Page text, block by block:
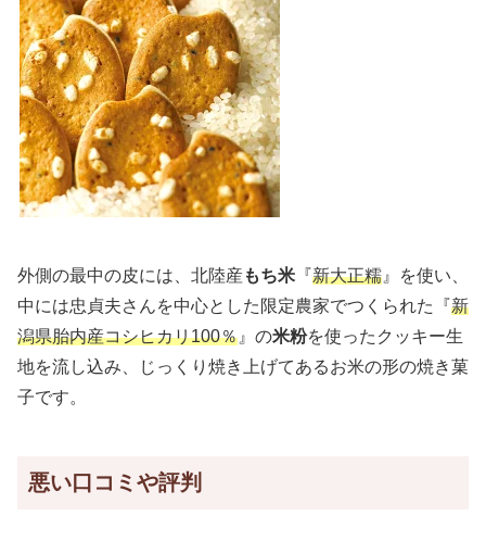
外側の最中の皮には、北陸産 もち米 『新大正糯 』を使い、
中には忠貞夫さんを中心とした限定農家でつくられた『新
潟県胎内産コシヒカリ100％ 』の米粉を使ったクッキー生
地を流し込み、じっくり焼き上げてあるお米の形の焼き菓
子です。
悪い口コミや評判